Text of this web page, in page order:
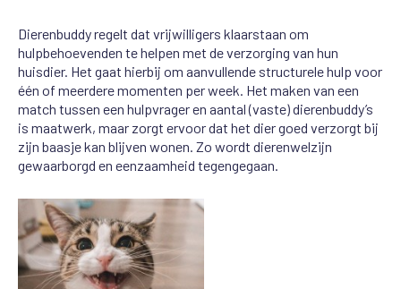
Dierenbuddy regelt dat vrijwilligers klaarstaan om
hulpbehoevenden te helpen met de verzorging van hun
huisdier. Het gaat hierbij om aanvullende structurele hulp voor
één of meerdere momenten per week. Het maken van een
match tussen een hulpvrager en aantal (vaste) dierenbuddy’s
is maatwerk, maar zorgt ervoor dat het dier goed verzorgt bij
zijn baasje kan blijven wonen. Zo wordt dierenwelzijn
gewaarborgd en eenzaamheid tegengegaan.